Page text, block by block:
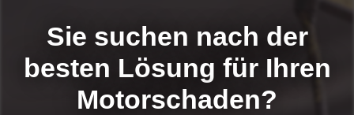
Sie suchen nach der
besten Lösung für Ihren
Motorschaden?